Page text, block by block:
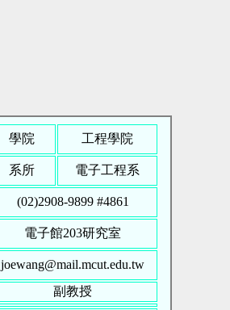
學院 工程學院
系所 電子工程系
(02)2908-9899 #4861
電子館203研究室
joewang@mail.mcut.edu.tw
副教授